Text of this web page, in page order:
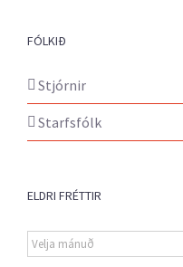
FÓLKIÐ
Stjórnir
Starfsfólk
ELDRI FRÉTTIR
Eldri
fréttir